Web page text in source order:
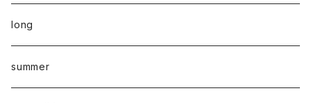
long
summer